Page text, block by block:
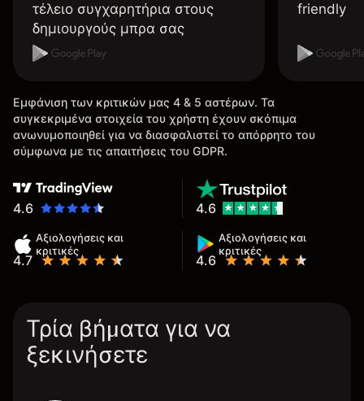
τέλειο συγχαρητήρια στους
δημιουργούς μπρα σας
friendly
Εμφάνιση των κριτικών μας 4 & 5 αστέρων. Τα
συγκεκριμένα στοιχεία του χρήστη έχουν σκόπιμα
ανωνυμοποιηθεί για να διασφαλιστεί το απόρρητο του
σύμφωνα με τις απαιτήσεις του GDPR.
4.6
Αξιολογήσεις και
κριτικές
4.7
Αξιολογήσεις και
κριτικές
4.6
4.6
Τρία βήματα για να
ξεκινήσετε